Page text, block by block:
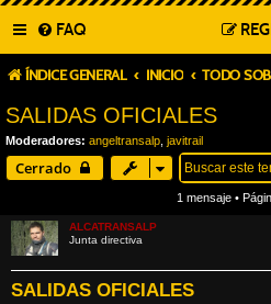
FAQ
ÍNDICE GENERAL INICIO
SALIDAS OFICIALES
Moderadores: angeltransalp javitrail
Cerrado
1 mensaje •
ALCATRANSALP
Junta directiva
SALIDAS OFICIALES